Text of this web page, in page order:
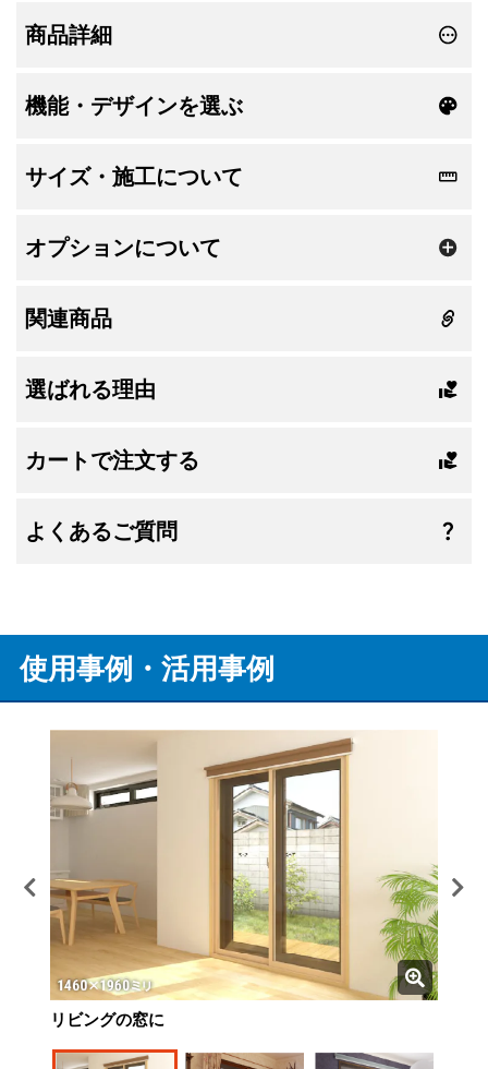
商品詳細
機能・デザインを選ぶ
サイズ・施工について
オプションについて
関連商品
選ばれる理由
カートで注文する
よくあるご質問
使用事例・活用事例
リビングの窓に
リビングの窓に
寝室の窓に